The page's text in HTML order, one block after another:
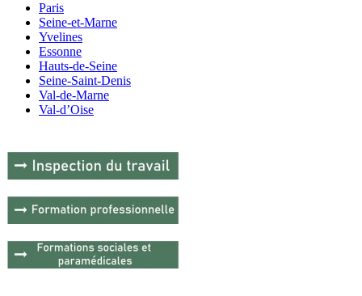
Paris
Seine-et-Marne
Yvelines
Essonne
Hauts-de-Seine
Seine-Saint-Denis
Val-de-Marne
Val-d’Oise